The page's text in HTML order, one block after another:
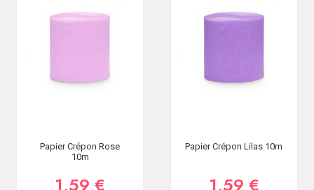
COMMUNION
TABLEPapier Crépon Rose
10m
1,59 €
Papier Crépon Lilas 10m
1,59 €